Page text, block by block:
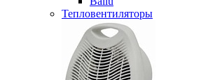
Тепловентиляторы